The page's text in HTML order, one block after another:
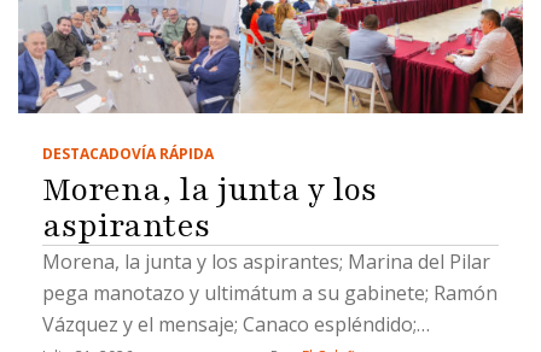
DESTACADOVÍA RÁPIDA
Morena, la junta y los
aspirantes
Morena, la junta y los aspirantes; Marina del Pilar
pega manotazo y ultimátum a su gabinete; Ramón
Vázquez y el mensaje; Canaco espléndido;